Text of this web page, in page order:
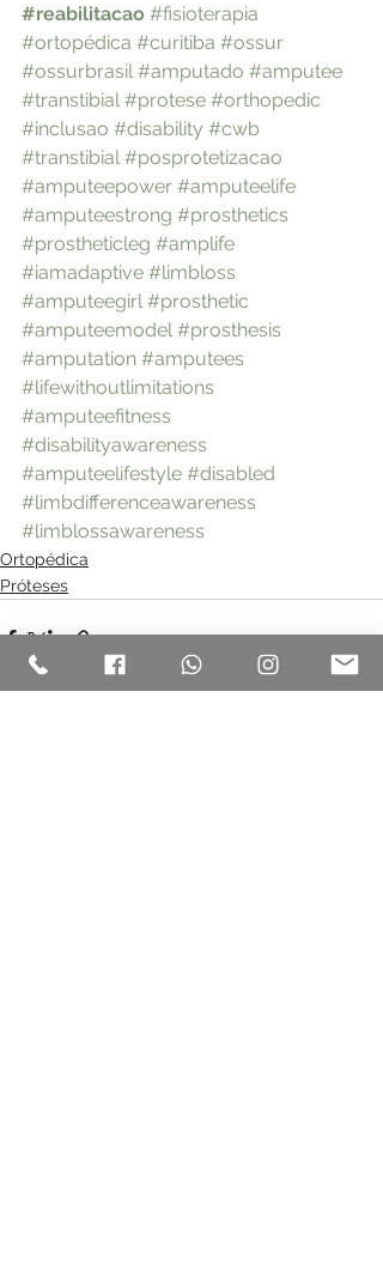
#reabilitacao #fisioterapia
#ortopédica #curitiba #ossur
#ossurbrasil #amputado #amputee
#transtibial #protese #orthopedic
#inclusao #disability #cwb
#transtibial #posprotetizacao
#amputeepower #amputeelife
#amputeestrong #prosthetics
#prostheticleg #amplife
#iamadaptive #limbloss
#amputeegirl #prosthetic
#amputeemodel #prosthesis
#amputation #amputees
#lifewithoutlimitations
#amputeefitness
#disabilityawareness
#amputeelifestyle #disabled
#limbdifferenceawareness
#limblossawareness
Ortopédica
Próteses